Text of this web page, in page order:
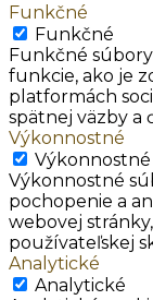
Funkčné
Funkčné
Funkčné
funkcie, ako je
platformách
spätnej väzby a
Výkonnostné
Výkonnostné
Výkonnostné
pochopenie a
webovej
používateľskej
Analytické
Analytické